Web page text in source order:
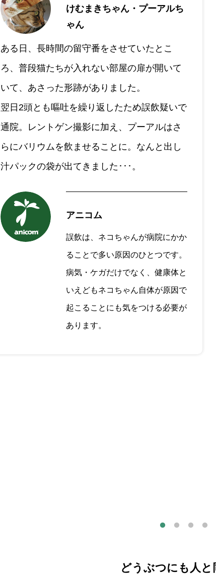
けむまきちゃん・プーアルち
ゃん
ある日、長時間の留守番をさせていたとこ
ろ、普段猫たちが入れない部屋の扉が開いて
いて、あさった形跡がありました。
翌日2頭とも嘔吐を繰り返したため誤飲疑いで
通院。レントゲン撮影に加え、プーアルはさ
らにバリウムを飲ませることに。なんと出し
汁パックの袋が出てきました･･･。
アニコム
誤飲は、ネコちゃんが病院にかか
ることで多い原因のひとつです。
病気・ケガだけでなく、健康体と
いえどもネコちゃん自体が原因で
起こることにも気をつける必要が
あります。
どうぶつにも人